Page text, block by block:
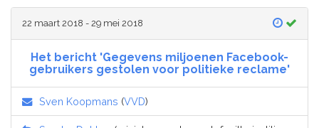
22 maart 2018 - 29 mei 2018
Het bericht 'Gegevens miljoenen Facebook-
gebruikers gestolen voor politieke reclame'
Sven Koopmans (VVD)